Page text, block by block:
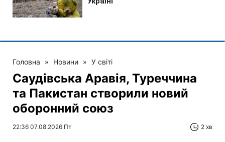
Головна » Новини » У світі
Саудівська Аравія, Туреччина
та Пакистан створили новий
оборонний союз
22:36 07.08.2026 Пт 2 хв